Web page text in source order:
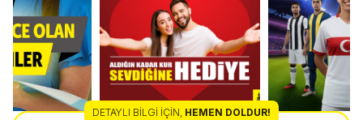
DETAYLI BILGI İÇIN, HEMEN DOLDUR!